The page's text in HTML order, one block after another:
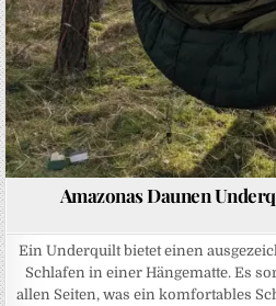
Amazonas Daunen
Ein Underquilt bietet einen
Schlafen in einer Hängematte. Es
allen Seiten, was ein komfortables